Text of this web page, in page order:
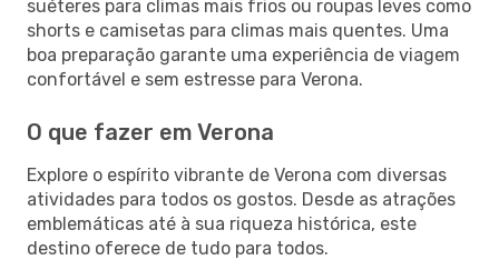
suéteres para climas mais frios ou roupas leves como
shorts e camisetas para climas mais quentes. Uma
boa preparação garante uma experiência de viagem
confortável e sem estresse para Verona.
O que fazer em Verona
Explore o espírito vibrante de Verona com diversas
atividades para todos os gostos. Desde as atrações
emblemáticas até à sua riqueza histórica, este
destino oferece de tudo para todos.